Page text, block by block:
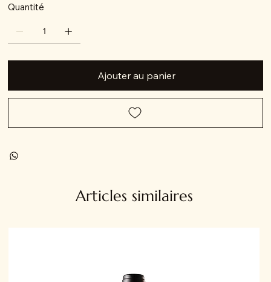
Quantité
Ajouter au panier
Articles similaires